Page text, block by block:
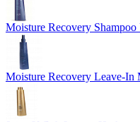
Moisture Recovery
Moisture Recovery Leave-